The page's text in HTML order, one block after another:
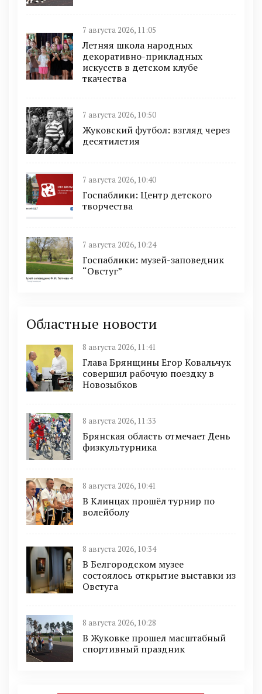
7 августа 2026, 11:05
Летняя школа народных
декоративно-прикладных
искусств в детском клубе
ткачества
7 августа 2026, 10:50
Жуковский футбол: взгляд через
десятилетия
7 августа 2026, 10:40
Госпаблики: Центр детского
творчества
7 августа 2026, 10:24
Госпаблики: музей-заповедник
“Овстуг”
Областные новости
8 августа 2026, 11:41
Глава Брянщины Егор Ковальчук
совершил рабочую поездку в
Новозыбков
8 августа 2026, 11:33
Брянская область отмечает День
физкультурника
8 августа 2026, 10:41
В Клинцах прошёл турнир по
волейболу
8 августа 2026, 10:34
В Белгородском музее
состоялось открытие выставки из
Овстуга
8 августа 2026, 10:28
В Жуковке прошел масштабный
спортивный праздник